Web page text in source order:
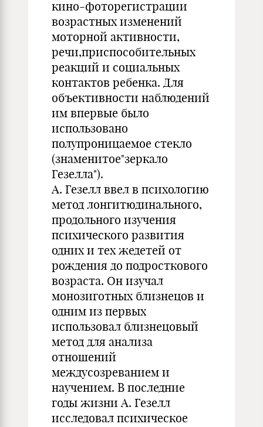
кино-фоторегистрации
возрастных изменений
моторной активности,
речи,приспособительных
реакций и социальных
контактов ребенка. Для
объективности наблюдений
им впервые было
использовано
полупроницаемое стекло
(знаменитое"зеркало
Гезелла").
А. Гезелл ввел в психологию
метод лонгитюдинального,
продольного изучения
психического развития
одних и тех жедетей от
рождения до подросткового
возраста. Он изучал
монозиготных близнецов и
одним из первых
использовал близнецовый
метод для анализа
отношений
междусозреванием и
научением. В последние
годы жизни А. Гезелл
исследовал психическое